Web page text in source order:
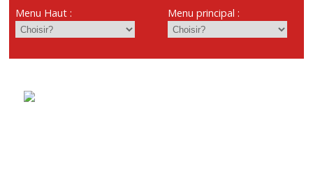
Menu Haut : Menu principal :